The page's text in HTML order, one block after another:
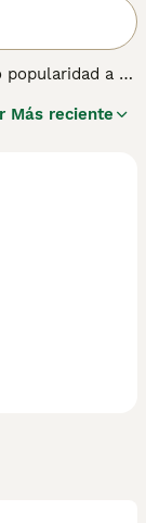
popularidad a lo
Más reciente